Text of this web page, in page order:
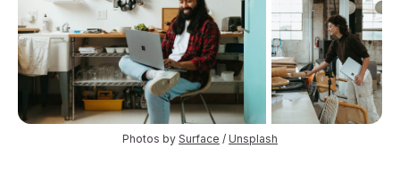
Photos by Surface / Unsplash